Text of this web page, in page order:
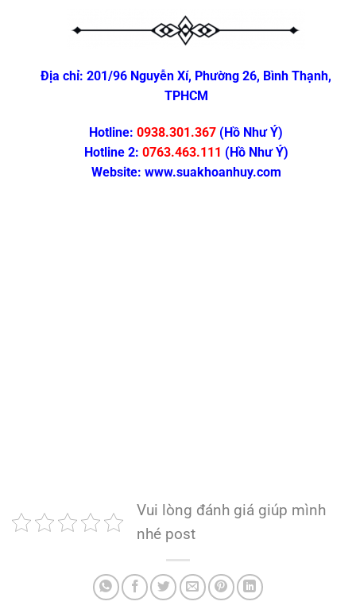
Địa chỉ:201/96 Nguyễn Xí, Phường 26, Bình Thạnh,
TPHCM
Hotline:0938.301.367 (Hồ Như Ý)
Hotline 2: 0763.463.111 (Hồ Như Ý)
Website: www.suakhoanhuy.com
Vui lòng đánh giá giúp mình
nhé post